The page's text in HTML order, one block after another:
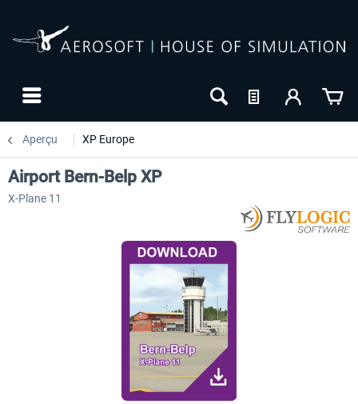
Aperçu XP Europe
Airport Bern-Belp XP
X-Plane 11